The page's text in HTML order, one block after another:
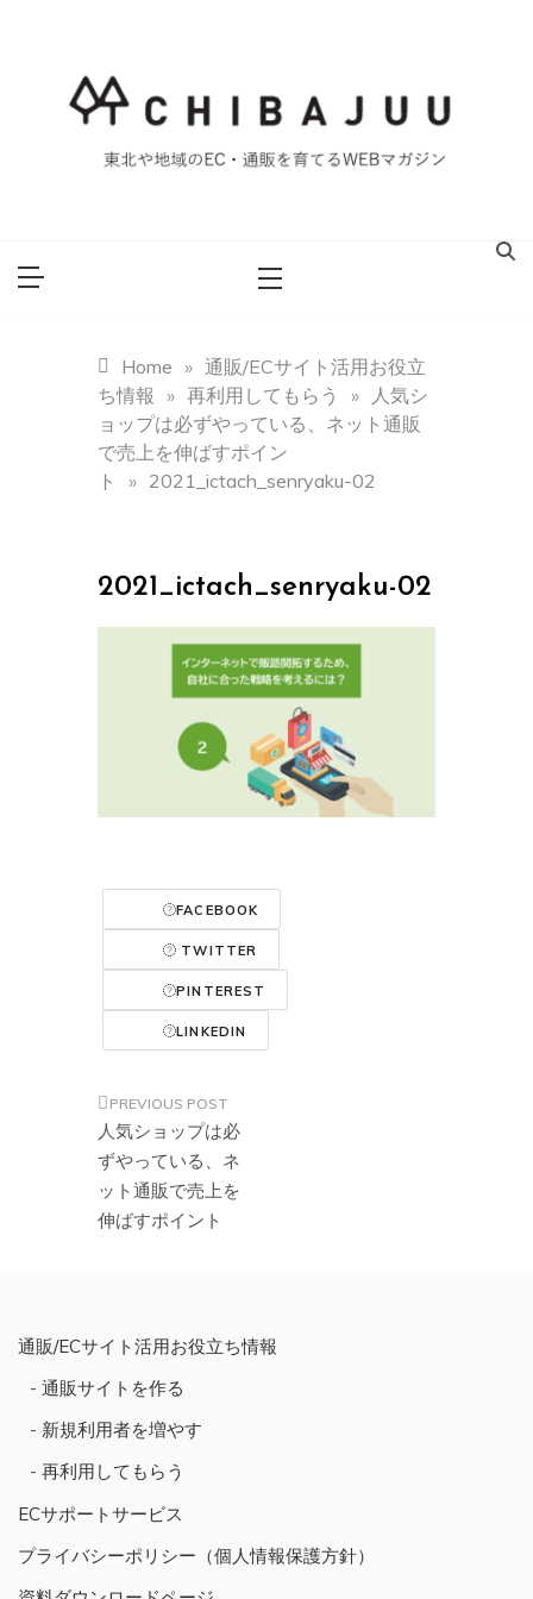
重ブログ
Home » 通販/ECサイト活用お役立
ち情報
» 再利用してもらう »
人気シ
ョップは必ずやっている、ネット通販
で売上を伸ばすポイン
ト
» 2021_ictach_senryaku-02
2021_ictach_senryaku-02
FACEBOOK
TWITTER
PINTEREST
LINKEDIN
投
稿
ナ
ビ
シ
ョ
人気ショップは必
ずやっている、ネ
ット通販で売上を
伸ばすポイント
通販/ECサイト活用お役立ち情報
通販サイトを作る
新規利用者を増やす
再利用してもらう
ECサポートサービス
プライバシーポリシー（個人情報保護方針）